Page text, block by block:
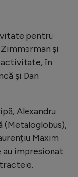
pentru
și
activitate, în
și Dan
Alexandru
(Metaloglobus),
Maxim
au impresionat